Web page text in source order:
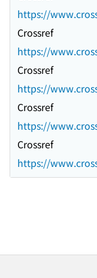
https://
Crossref
https://
Crossref
https://
Crossref
https://
Crossref
https://